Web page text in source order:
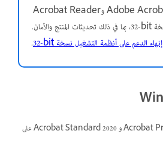
منذ يناير 2023، لم يعد Adobe Acrobat وAcrobat Reader
يدعمان أنظمة التشغيل نسخة 32‎-bit، بما في ذلك تحديثات المنتج والأمان.
إنهاء الدعم على أنظمة التشغيل نسخة ‎32-bit .
المتطلبات الرئيسية لتثبيت Acrobat Pro 2020 و Acrobat Standard 2020 على